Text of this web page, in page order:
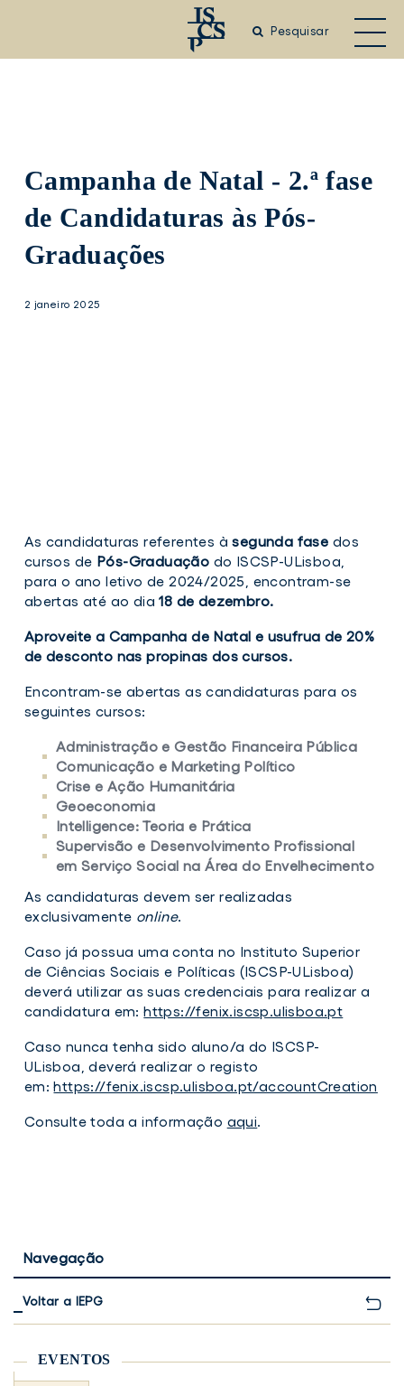
Pesquisar
Campanha de Natal - 2.ª fase
de Candidaturas às Pós-
Graduações
2 janeiro 2025
As candidaturas referentes à segunda fase dos
cursos de Pós-Graduação do ISCSP-ULisboa,
para o ano letivo de 2024/2025, encontram-se
abertas até ao dia18 de dezembro.
Aproveite a Campanha de Natal e usufrua de 20%
de desconto nas propinas dos cursos.
Encontram-se abertas as candidaturas para os
seguintes cursos:
Administração e Gestão Financeira Pública
Comunicação e Marketing Político
Crise e Ação Humanitária
Geoeconomia
Intelligence: Teoria e Prática
Supervisão e Desenvolvimento Profissional
em Serviço Social na Área do Envelhecimento
As candidaturas devem ser realizadas
exclusivamente online.
Caso já possua uma conta no Instituto Superior
de Ciências Sociais e Políticas (ISCSP-ULisboa)
deverá utilizar as suas credenciais para realizar a
candidatura em: https://fenix.iscsp.ulisboa.pt
Caso nunca tenha sido aluno/a do ISCSP-
ULisboa, deverá realizar o registo
em: https://fenix.iscsp.ulisboa.pt/accountCreation
Consulte toda a informação aqui.
Navegação
Voltar a IEPG
EVENTOS